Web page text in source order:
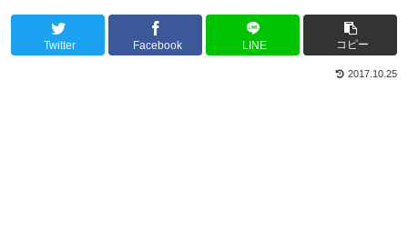
Twitter Facebook LINE コピー
2017.10.25